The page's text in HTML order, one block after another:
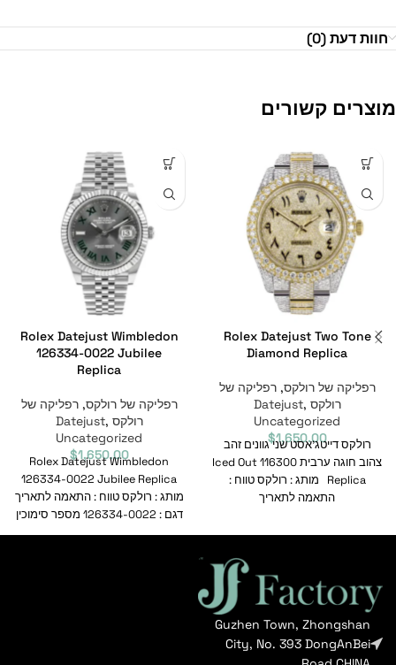
חוות דעת (0)
מוצרים קשורים
Rolex Datejust Two Tone
Diamond Replica
רפליקה של רולקס,רפליקה של
רולקס Datejust ,
Uncategorized
$1,650.00
רולקס דייטג'אסט שני גוונים זהב
צהוב חוגה ערבית Iced Out 116300
Replica מותג : רולקס טווח :
התאמה לתאריך
Rolex Datejust Wimbledon
126334-0022 Jubilee
Replica
רפליקה של רולקס,רפליקה של
רולקס Datejust ,
Uncategorized
$1,650.00
Rolex Datejust Wimbledon
126334-0022 Jubilee Replica
מותג : רולקס טווח : התאמה לתאריך
דגם : 126334-0022 מספר סימוכין
: 126334-0022
Guzhen Town, Zhongshan
City, No. 393 DongAnBei